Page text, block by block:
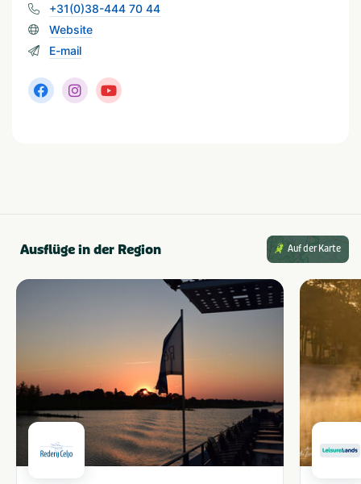
+31(0)38-444 70 44
Website
E-mail
Ausflüge in der Region Auf der Karte